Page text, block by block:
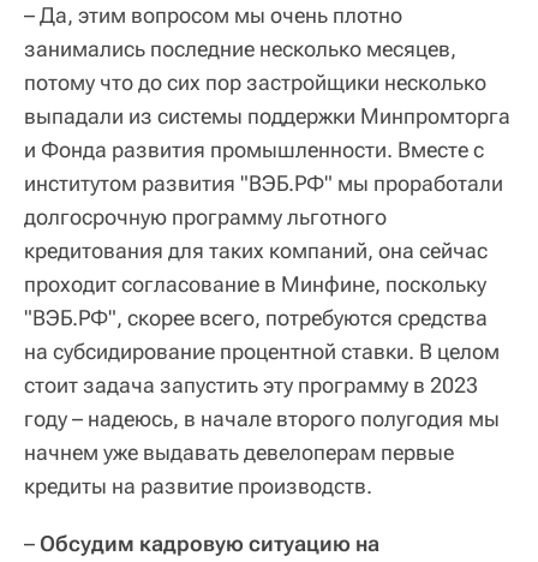
– Да, этим вопросом мы очень плотно
занимались последние несколько месяцев,
потому что до сих пор застройщики несколько
выпадали из системы поддержки Минпромторга
и Фонда развития промышленности. Вместе с
институтом развития "ВЭБ.РФ" мы проработали
долгосрочную программу льготного
кредитования для таких компаний, она сейчас
проходит согласование в Минфине, поскольку
"ВЭБ.РФ", скорее всего, потребуются средства
на субсидирование процентной ставки. В целом
стоит задача запустить эту программу в 2023
году – надеюсь, в начале второго полугодия мы
начнем уже выдавать девелоперам первые
кредиты на развитие производств.
– Обсудим кадровую ситуацию на